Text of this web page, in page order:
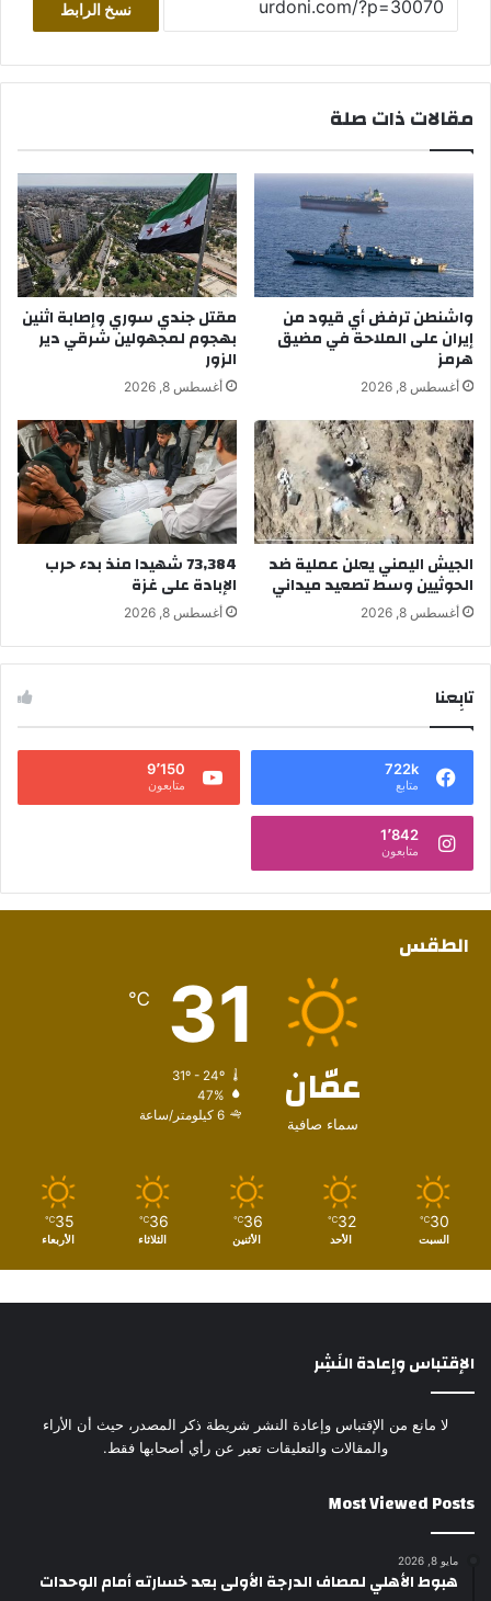
نسخ الرابط
مقالات ذات صلة
واشنطن ترفض أي قيود من
إيران على الملاحة في مضيق
هرمز
أغسطس 8, 2026
مقتل جندي سوري وإصابة اثنين
بهجوم لمجهولين شرقي دير
الزور
أغسطس 8, 2026
الجيش اليمني يعلن عملية ضد
الحوثيين وسط تصعيد ميداني
أغسطس 8, 2026
73,384 شهيدا منذ بدء حرب
الإبادة على غزة
أغسطس 8, 2026
تابِعنا
722k
متابع
9٬150
متابعون
1٬842
متابعون
الطقس
عمّان
سماء صافية
31
℃
31º - 24º
47%
6 كيلومتر/ساعة
30
℃
السبت
32
℃
الأحد
36
℃
الأثنين
36
℃
الثلاثاء
35
℃
الأربعاء
الإقتباس وإعادة النَشِر
لا مانع من الإقتباس وإعادة النشر شريطة ذكر المصدر، حيث أن الأراء
والمقالات والتعليقات تعبر عن رأي أصحابها فقط.
Most Viewed Posts
مايو 8, 2026
هبوط الأهلي لمصاف الدرجة الأولى بعد خسارته أمام الوحدات